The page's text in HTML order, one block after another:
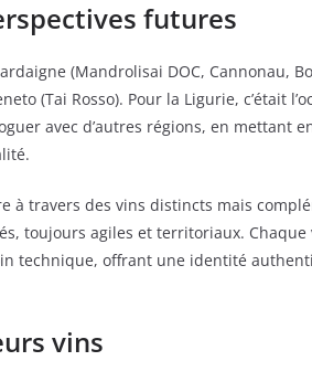
futures
(Mandrolisai DOC, Cannonau,
(Tai Rosso). Pour la Ligurie, c’était
avec d’autres régions, en mettant
travers des vins distincts mais
toujours agiles et territoriaux. Chaque
technique, offrant une identité
vins